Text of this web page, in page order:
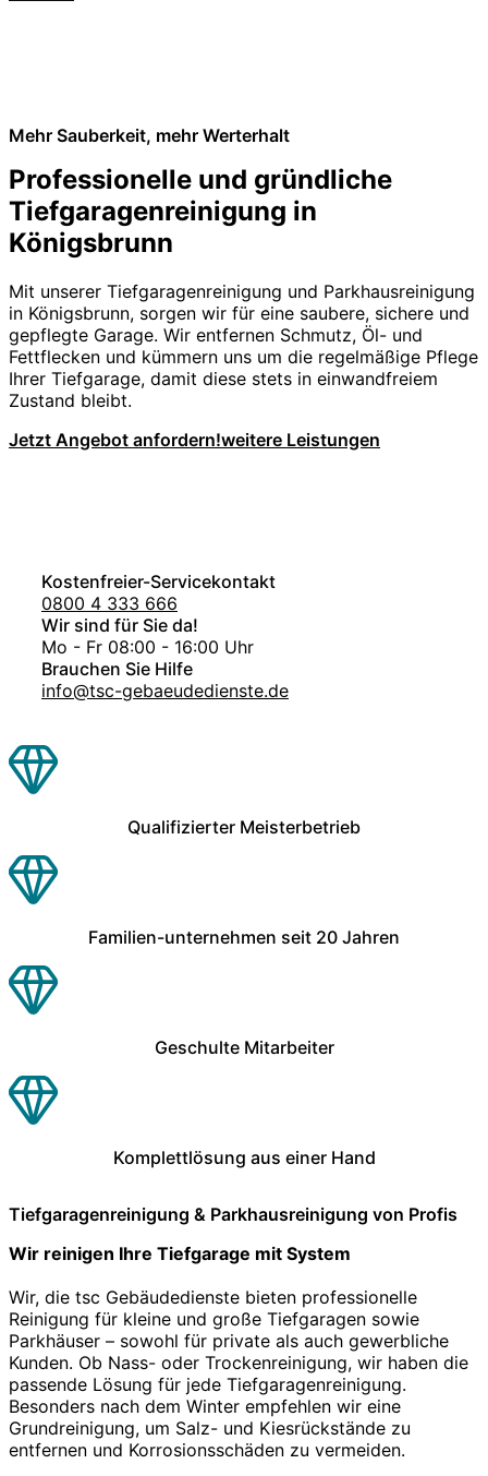
Mehr Sauberkeit, mehr Werterhalt
Professionelle und gründliche
Tiefgaragenreinigung in
Königsbrunn
Mit unserer Tiefgaragenreinigung und Parkhausreinigung
in Königsbrunn, sorgen wir für eine saubere, sichere und
gepflegte Garage. Wir entfernen Schmutz, Öl- und
Fettflecken und kümmern uns um die regelmäßige Pflege
Ihrer Tiefgarage, damit diese stets in einwandfreiem
Zustand bleibt.
Jetzt Angebot anfordern!weitere Leistungen
Kostenfreier-Servicekontakt
0800 4 333 666
Wir sind für Sie da!
Mo - Fr 08:00 - 16:00 Uhr
Brauchen Sie Hilfe
info@tsc-gebaeudedienste.de
Qualifizierter Meisterbetrieb
Familien-unternehmen seit 20 Jahren
Geschulte Mitarbeiter
Komplettlösung aus einer Hand
Tiefgaragenreinigung & Parkhausreinigung von Profis
Wir reinigen Ihre Tiefgarage mit System
Wir, die tsc Gebäudedienste bieten professionelle
Reinigung für kleine und große Tiefgaragen sowie
Parkhäuser – sowohl für private als auch gewerbliche
Kunden. Ob Nass- oder Trockenreinigung, wir haben die
passende Lösung für jede Tiefgaragenreinigung.
Besonders nach dem Winter empfehlen wir eine
Grundreinigung, um Salz- und Kiesrückstände zu
entfernen und Korrosionsschäden zu vermeiden.